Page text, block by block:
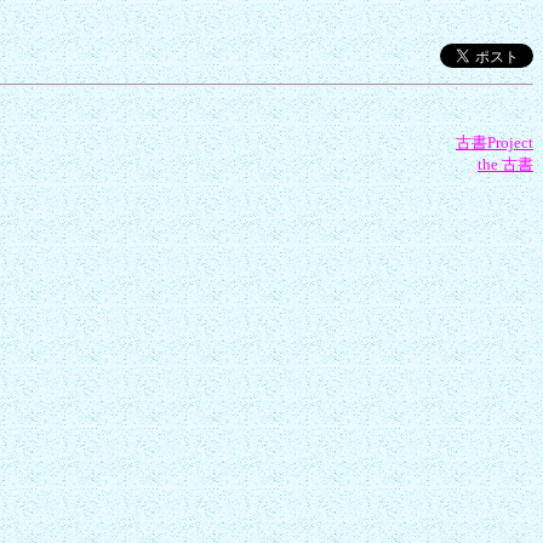
古書Project
the 古書